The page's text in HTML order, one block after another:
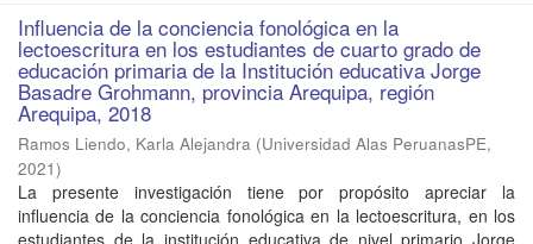
Influencia de la conciencia fonológica en la
lectoescritura en los estudiantes de cuarto grado de
educación primaria de la Institución educativa Jorge
Basadre Grohmann, provincia Arequipa, región
Arequipa, 2018
Ramos Liendo, Karla Alejandra (Universidad Alas PeruanasPE,
2021)
La presente investigación tiene por propósito apreciar la
influencia de la conciencia fonológica en la lectoescritura, en los